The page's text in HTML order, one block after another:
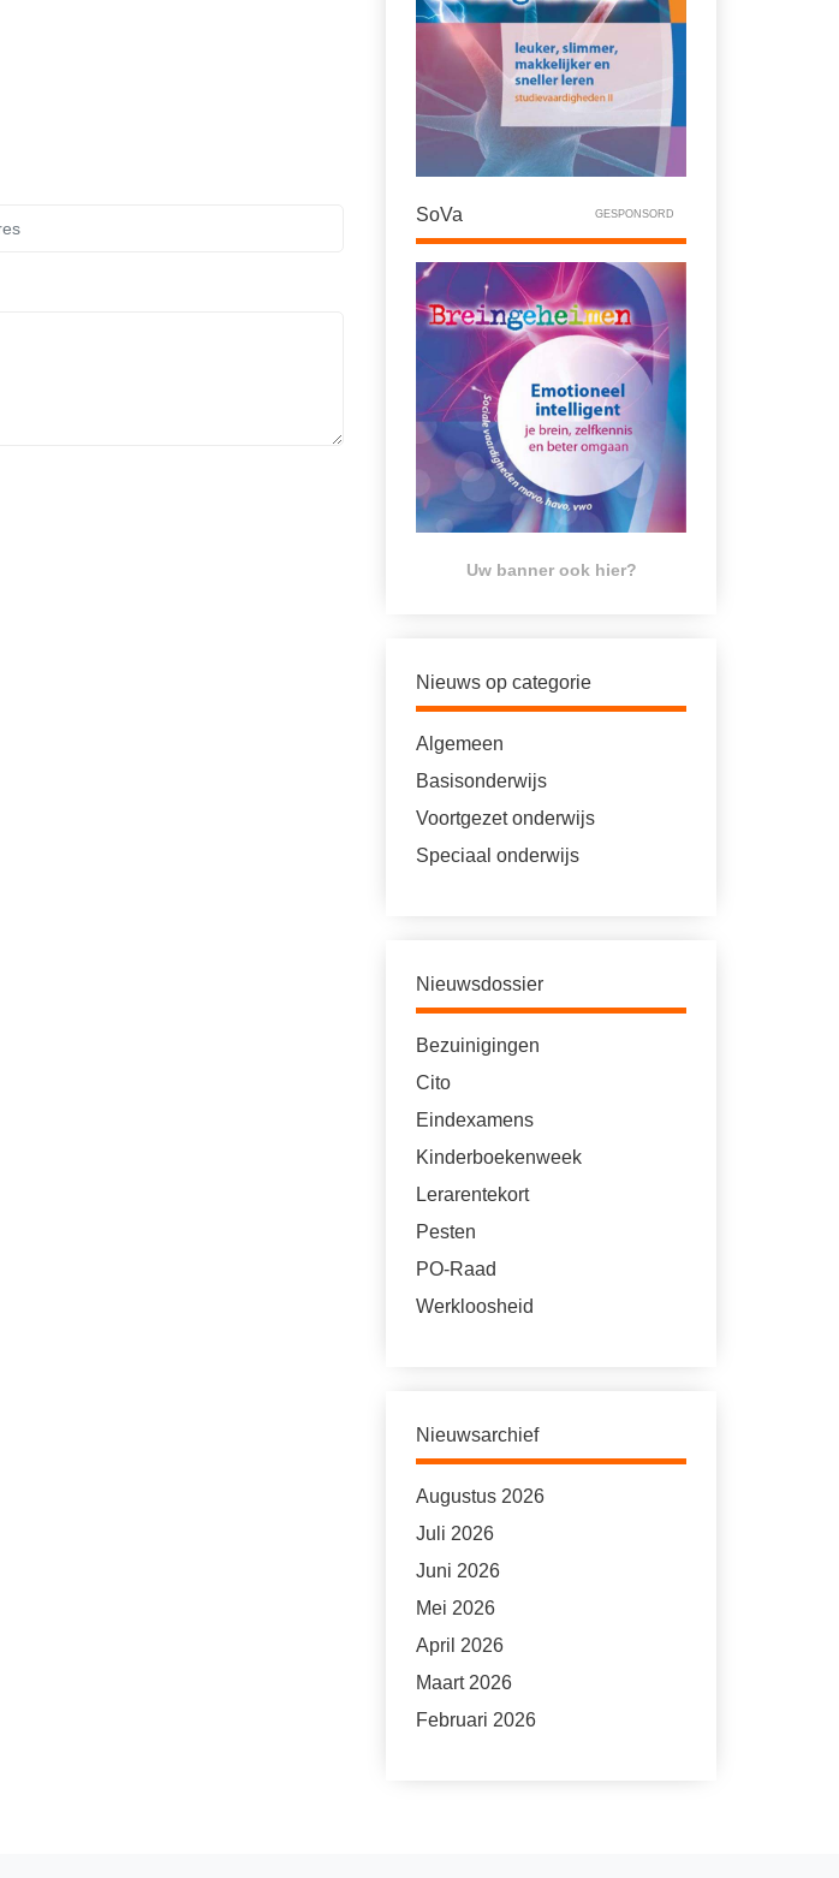
SoVa GESPONSORD
Uw banner ook hier?
Nieuws op categorie
Algemeen
Basisonderwijs
Voortgezet onderwijs
Speciaal onderwijs
Nieuwsdossier
Bezuinigingen
Cito
Eindexamens
Kinderboekenweek
Lerarentekort
Pesten
PO-Raad
Werkloosheid
Nieuwsarchief
Augustus 2026
Juli 2026
Juni 2026
Mei 2026
April 2026
Maart 2026
Februari 2026